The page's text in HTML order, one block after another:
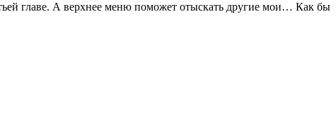
главе. А верхнее меню поможет отыскать другие мои… Как бы